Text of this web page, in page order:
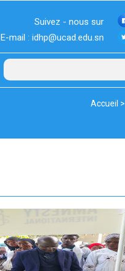
Suivez - nous sur
E-mail : idhp@ucad.edu.sn
Rechercher
Fil
Accueil >